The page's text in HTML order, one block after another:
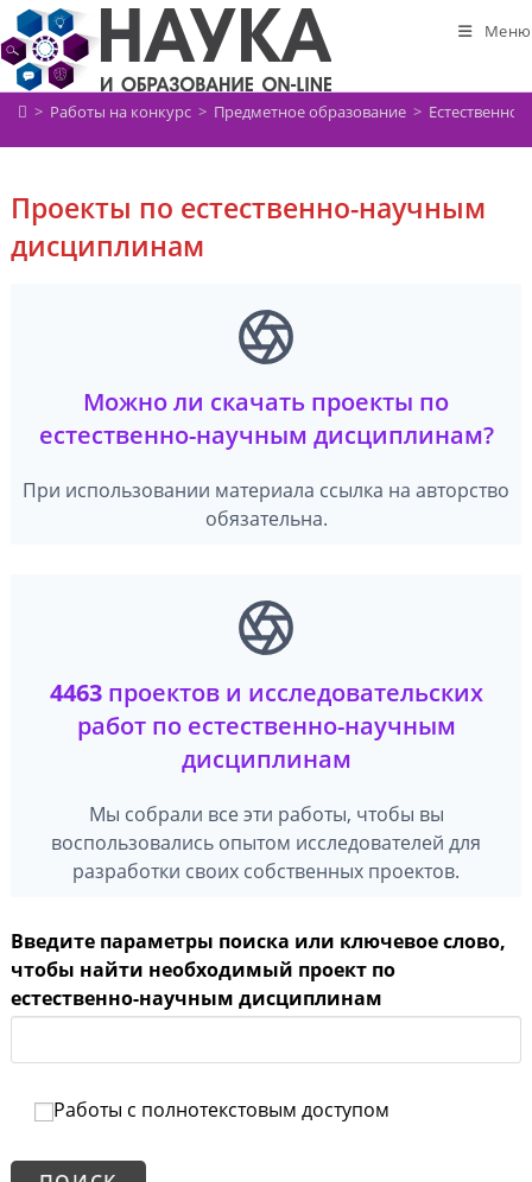
Перейти
к
содержимому
Меню
> Работы на конкурс > Предметное образование >
Проекты по естественно-научным
дисциплинам
Можно ли скачать проекты по
естественно-научным дисциплинам?
При использовании материала ссылка на авторство
обязательна.
4463проектов и исследовательских
работ по естественно-научным
дисциплинам
Мы собрали все эти работы, чтобы вы
воспользовались опытом исследователей для
разработки своих собственных проектов.
Введите параметры поиска или ключевое слово,
чтобы найти необходимый проект по
естественно-научным дисциплинам
Работы с полнотекстовым доступом